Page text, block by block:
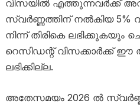
വിസയിൽ എത്തുന്നവർക്ക്
സ്വർണ്ണത്തിന് നൽകിയ 5%
നിന്ന് തിരികെ ലഭിക്കുകയും
റെസിഡന്റ് വിസക്കാർക്ക്
ലഭിക്കില്ല.
അതേസമയം 2026 ൽ സ്വർണ്ണം